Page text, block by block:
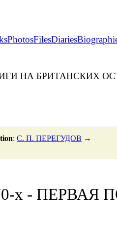
PhotosFilesDiaries
НА БРИТАНСКИХ
: С. П. ПЕРЕГУДОВ →
х - ПЕРВАЯ